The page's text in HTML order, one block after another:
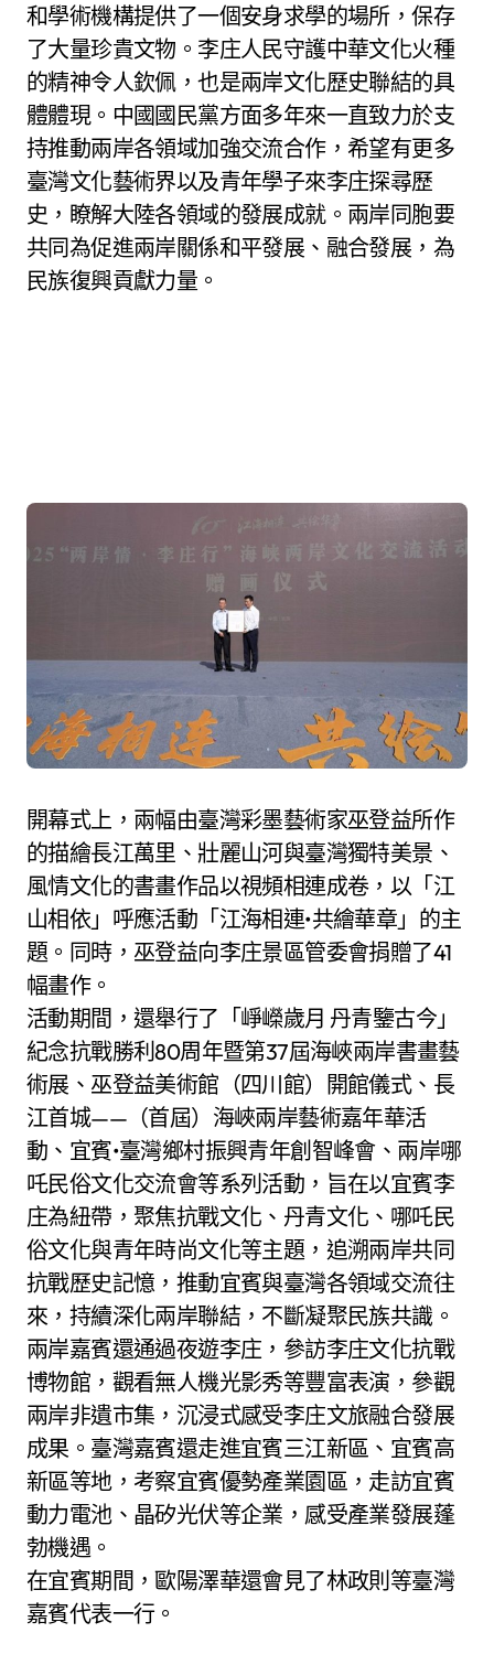
和學術機構提供了一個安身求學的場所，保存
了大量珍貴文物。李庄人民守護中華文化火種
的精神令人欽佩，也是兩岸文化歷史聯結的具
體體現。中國國民黨方面多年來一直致力於支
持推動兩岸各領域加強交流合作，希望有更多
臺灣文化藝術界以及青年學子來李庄探尋歷
史，瞭解大陸各領域的發展成就。兩岸同胞要
共同為促進兩岸關係和平發展、融合發展，為
民族復興貢獻力量。
開幕式上，兩幅由臺灣彩墨藝術家巫登益所作
的描繪長江萬里、壯麗山河與臺灣獨特美景、
風情文化的書畫作品以視頻相連成卷，以「江
山相依」呼應活動「江海相連•共繪華章」的主
題。同時，巫登益向李庄景區管委會捐贈了41
幅畫作。
活動期間，還舉行了「崢嶸歲月 丹青鑒古今」
紀念抗戰勝利80周年暨第37屆海峽兩岸書畫藝
術展、巫登益美術館（四川館）開館儀式、長
江首城——（首屆）海峽兩岸藝術嘉年華活
動、宜賓•臺灣鄉村振興青年創智峰會、兩岸哪
吒民俗文化交流會等系列活動，旨在以宜賓李
庄為紐帶，聚焦抗戰文化、丹青文化、哪吒民
俗文化與青年時尚文化等主題，追溯兩岸共同
抗戰歷史記憶，推動宜賓與臺灣各領域交流往
來，持續深化兩岸聯結，不斷凝聚民族共識。
兩岸嘉賓還通過夜遊李庄，參訪李庄文化抗戰
博物館，觀看無人機光影秀等豐富表演，參觀
兩岸非遺市集，沉浸式感受李庄文旅融合發展
成果。臺灣嘉賓還走進宜賓三江新區、宜賓高
新區等地，考察宜賓優勢產業園區，走訪宜賓
動力電池、晶矽光伏等企業，感受產業發展蓬
勃機遇。
在宜賓期間，歐陽澤華還會見了林政則等臺灣
嘉賓代表一行。